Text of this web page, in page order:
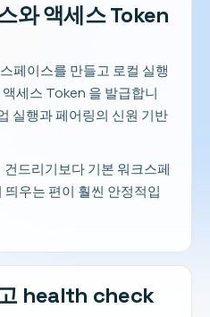
와 액세스 Token
페이스를 만들고 로컬 실행
세스 Token 을 발급합니
실행과 페어링의 신원 기반
드리기보다 기본 워크스페
우는 편이 훨씬 안정적입
health check